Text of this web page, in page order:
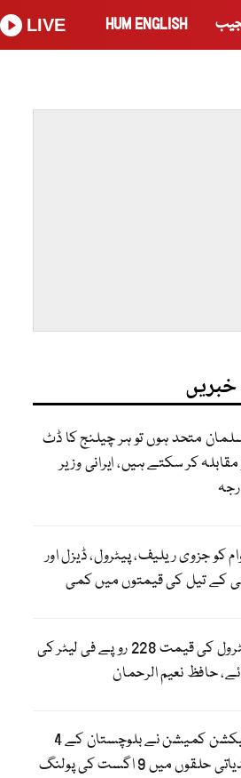
HUM ENGLISH
LIVE
خبریں
متحد ہوں تو ہر چیلنج کا ڈٹ
کر سکتے ہیں، ایرانی وزیر
کو جزوی ریلیف، پیٹرول، ڈیزل اور
کے تیل کی قیمتوں میں کمی
پیٹرول کی قیمت 228 روپے فی لیٹر کی
حافظ نعیم الرحمان
الیکشن کمیشن نے بلوچستان کے 4
بلدیاتی حلقوں میں 9 اگست کی پولنگ